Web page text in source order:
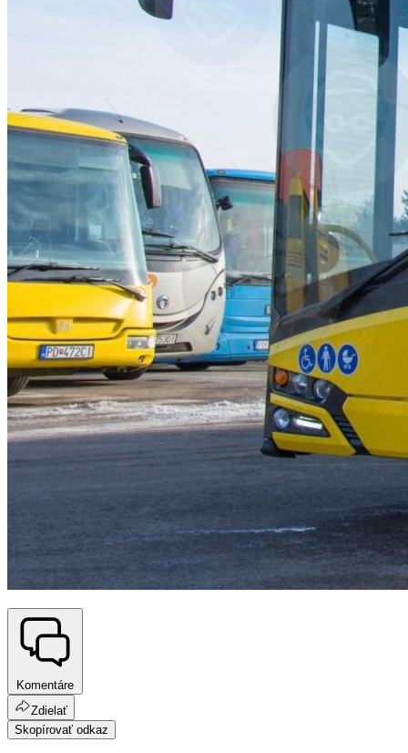
Komentáre
Zdielať
Skopírovať odkaz